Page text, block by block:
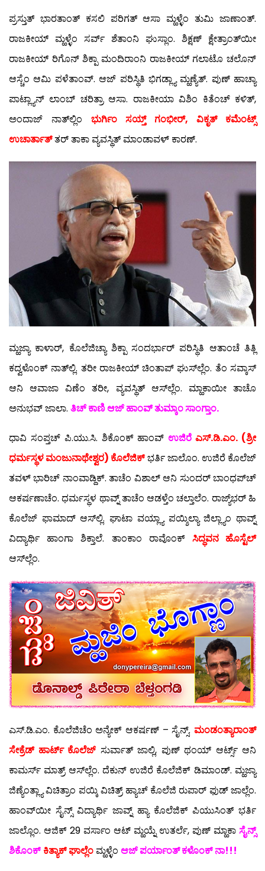
ಪ್ರಸ್ತುತ್ ಭಾರತಾಂತ್ ಕಸಲಿ ಪರಿಗತ್ ಆಸಾ ಮ್ಹಳ್ಳೆಂ ತುಮಿ ಜಾಣಾಂತ್.
ರಾಜಕೀಯ್ ಮ್ಹಳ್ಳೆಂ ಸರ್ವ್ ಶೆತಾಂನಿ ಘುಸ್ಲಾಂ. ಶಿಕ್ಷಣ್ ಕ್ಷೇತ್ರಾಂತ್‍ಯೀ
ರಾಜಕೀಯ್ ರಿಗೊನ್ ಶಿಕ್ಪಾ ಮಂದಿರಾಂನಿ ರಾಜಕೀಯ್ ಗಲಾಟೊ ಚಲೊನ್
ಆಸ್ಚೆಂ ಆಮಿ ಪಳೆತಾಂವ್. ಆಜ್ ಪರಿಸ್ಥಿತಿ ಭಿಗಡ್ಲ್ಯಾ ಮ್ಹಣ್ಯೆತ್. ಪುಣ್ ಹಾಚ್ಯಾ
ಪಾಟ್ಲ್ಯಾನ್ ಲಾಂಬ್ ಚರಿತ್ರಾ ಆಸಾ. ರಾಜಕೀಯಾ ವಿಶಿಂ ಕಿತೆಂಚ್ ಕಳಿತ್,
ಅಂದಾಜ್ ನಾತ್‍ಲ್ಲಿಂ ಭುರ್ಗಿಂ ಸಯ್ತ್ ಗಂಭೀರ್, ವಿಕೃತ್ ಕಮೆಂಟ್ಸ್
ಉಚಾರ್ತಾತ್ತರ್ ತಾಕಾ ವ್ಯವಸ್ಥಿತ್ ಮಾಂಡಾವಳ್ ಕಾರಣ್.
ಮ್ಹಜ್ಯಾ ಕಾಳಾರ್, ಕೊಲೆಜಿಚ್ಯಾ ಶಿಕ್ಪಾ ಸಂದರ್ಭಾರ್ ಪರಿಸ್ಥಿತಿ ಆತಾಂಚೆ ತಿತ್ಲಿ
ಕದ್ವಳೊಂಕ್ ನಾತ್‍ಲ್ಲಿ. ತರೀ ರಾಜಕೀಯ್ ಚಿಂತಾಪ್ ಘುಸ್‍ಲ್ಲೆಂ. ತೆಂ ಸವ್ಕಾಸ್
ಆನಿ ಆವಾಜಾ ವಿಣೆಂ ತರೀ, ವ್ಯವಸ್ಥಿತ್ ಆಸ್‍ಲ್ಲೆಂ. ಮ್ಹಾಕಾಯೀ ತಾಚೊ
ಅನುಭವ್ ಜಾಲಾ. ತಿಚ್ ಕಾಣಿ ಆಜ್ ಹಾಂವ್ ತುಮ್ಕಾಂ ಸಾಂಗ್ತಾಂ.
ಧಾವಿ ಸಂಪ್ತಚ್ ಪಿ.ಯು.ಸಿ. ಶಿಕೊಂಕ್ ಹಾಂವ್ ಉಜಿರೆ ಎಸ್.ಡಿ.ಎಂ. (ಶ್ರೀ
ಧರ್ಮಸ್ಥಳ ಮಂಜುನಾಥೇಶ್ವರ) ಕೊಲೆಜಿಕ್ಭರ್ತಿ ಜಾಲೊಂ. ಉಜಿರೆ ಕೊಲೆಜ್
ತವಳ್ ಭಾರಿಚ್ ನಾಂವಾಡ್ದಿಕ್. ತಾಚೆಂ ವಿಶಾಲ್ ಆನಿ ಸುಂದರ್ ಬಾಂಧಪ್‍ಚ್
ಆಕರ್ಷಣಾಚೆಂ. ಧರ್ಮಸ್ಥಳ ಥಾವ್ನ್ ತಾಚೆಂ ಆಡಳ್ತೆಂ ಚಲ್ತಾಲೆಂ. ರಾಜ್ಯ್‌ಭರ್ ಹಿ
ಕೊಲೆಜ್ ಫಾಮಾದ್ ಆಸ್‍ಲ್ಲಿ. ಘಾಟಾ ವಯ್ಲ್ಯಾ ಪಯ್ಶಿಲ್ಯಾ ಜಿಲ್ಲ್ಯಾಂ ಥಾವ್ನ್
ವಿದ್ಯಾರ್ಥಿ ಹಾಂಗಾ ಶಿಕ್ತಾಲೆ. ತಾಂಕಾಂ ರಾವೊಂಕ್ ಸಿದ್ಧವನ ಹೊಸ್ಟೆಲ್
ಆಸ್‍ಲ್ಲೆಂ.
ಎಸ್.ಡಿ.ಎಂ. ಕೊಲೆಜಿಚೆಂ ಅನ್ಯೇಕ್ ಆಕರ್ಷಣ್ – ಸೈನ್ಸ್. ಮಂಡಂತ್ಯಾರಾಂತ್
ಸೇಕ್ರೆಡ್ ಹಾರ್ಟ್ ಕೊಲೆಜ್ ಸುರ್ವಾತ್ ಜಾಲ್ಲಿ, ಪುಣ್ ಥಂಯ್ ಆರ್ಟ್ಸ್ ಆನಿ
ಕಾಮರ್ಸ್ ಮಾತ್ರ್ ಆಸ್‍ಲ್ಲೆಂ. ದೆಕುನ್ ಉಜಿರೆ ಕೊಲೆಜಿಕ್ ಡಿಮಾಂಡ್. ಮ್ಹಜ್ಯಾ
ಜಿಣ್ಯೆಂತ್ಲ್ಯಾ ವಿಚಿತ್ರಾಂ ಪಯ್ಕಿ ವಿಚಿತ್ರ್ ಹ್ಯಾಚ್ ಕೊಲೆಜಿ ರುಪಾರ್ ಫುಡ್ ಜಾಲ್ಲೆಂ.
ಹಾಂವ್‍ಯೀ ಸೈನ್ಸ್ ವಿದ್ಯಾರ್ಥಿ ಜಾವ್ನ್ ಹ್ಯಾ ಕೊಲೆಜಿಕ್ ಪಿಯುಸಿಂತ್ ಭರ್ತಿ
ಜಾಲ್ಲೊಂ. ಆಜಿಕ್ 29 ವರ್ಸಾಂ ಆಟ್ ಮ್ಹಯ್ನೆ ಉತರ್ಲೆ, ಪುಣ್ ಮ್ಹಾಕಾ ಸೈನ್ಸ್
ಶಿಕೊಂಕ್ ಕಿತ್ಯಾಕ್ ಘಾಲ್ಲೆಂಮ್ಹಳ್ಳೆಂ ಆಜ್ ಪರ್ಯಾಂತ್ ಕಳೊಂಕ್ ನಾ!!!